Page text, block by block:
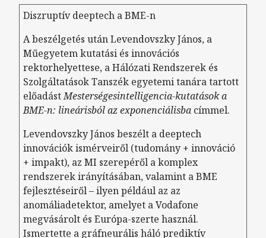
Diszruptív deeptech a BME-n
A beszélgetés után Levendovszky János, a
Műegyetem kutatási és innovációs
rektorhelyettese, a Hálózati Rendszerek és
Szolgáltatások Tanszék egyetemi tanára tartott
előadástMesterségesintelligencia-kutatások a
BME-n: lineárisból az exponenciálisba címmel.
Levendovszky János beszélt a deeptech
innovációk ismérveiről (tudomány + innováció
+ impakt), az MI szerepéről a komplex
rendszerek irányításában, valamint a BME
fejlesztéseiről – ilyen például az az
anomáliadetektor, amelyet a Vodafone
megvásárolt és Európa-szerte használ.
Ismertette a gráfneurális háló prediktív